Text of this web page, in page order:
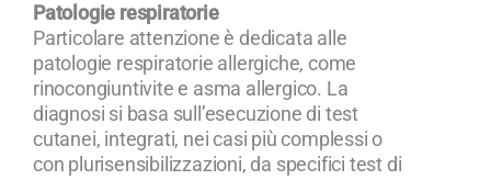
Patologie respiratorie
Particolare attenzione è dedicata alle
patologie respiratorie allergiche, come
rinocongiuntivite e asma allergico. La
diagnosi si basa sull’esecuzione di test
cutanei, integrati, nei casi più complessi o
con plurisensibilizzazioni, da specifici test di